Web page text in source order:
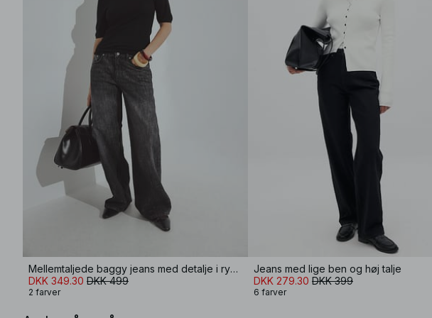
Mellemtaljede baggy jeans med detalje i ryggen
DKK 349.30 DKK 499
2 farver
Jeans med lige ben og høj talje
DKK 279.30 DKK 399
6 farver